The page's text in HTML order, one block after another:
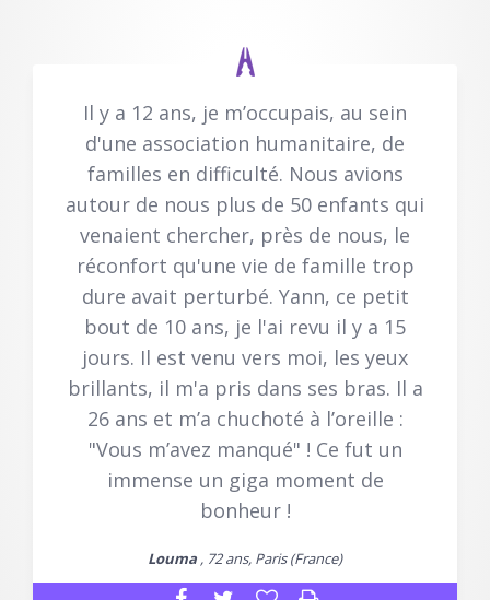
Il y a 12 ans, je m’occupais, au sein
d'une association humanitaire, de
familles en difficulté. Nous avions
autour de nous plus de 50 enfants qui
venaient chercher, près de nous, le
réconfort qu'une vie de famille trop
dure avait perturbé. Yann, ce petit
bout de 10 ans, je l'ai revu il y a 15
jours. Il est venu vers moi, les yeux
brillants, il m'a pris dans ses bras. Il a
26 ans et m’a chuchoté à l’oreille :
"Vous m’avez manqué" ! Ce fut un
immense un giga moment de
bonheur !
Louma , 72 ans, Paris (France)